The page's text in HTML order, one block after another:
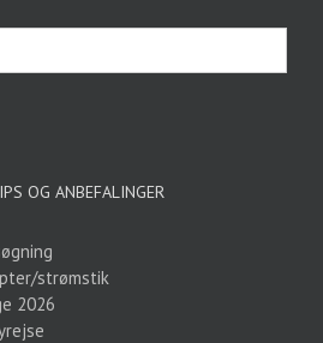
OG ANBEFALINGER
strømstik
2026